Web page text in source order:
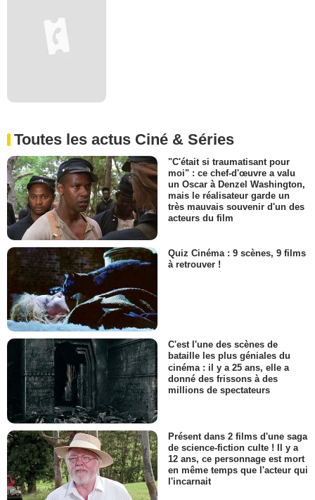
Toutes les actus Ciné & Séries
"C'était si traumatisant pour
moi" : ce chef-d'œuvre a valu
un Oscar à Denzel Washington,
mais le réalisateur garde un
très mauvais souvenir d'un des
acteurs du film
Quiz Cinéma : 9 scènes, 9 films
à retrouver !
C'est l'une des scènes de
bataille les plus géniales du
cinéma : il y a 25 ans, elle a
donné des frissons à des
millions de spectateurs
Présent dans 2 films d'une saga
de science-fiction culte ! Il y a
12 ans, ce personnage est mort
en même temps que l'acteur qui
l'incarnait